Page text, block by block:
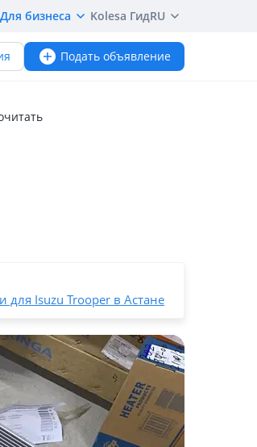
Для бизнеса Kolesa ГидRU
Подать объявление
для Isuzu Trooper в Астане